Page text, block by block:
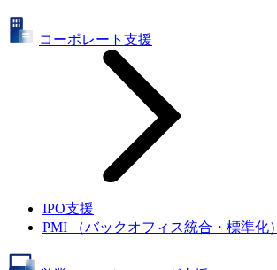
コーポレート支援
IPO支援
PMI （バックオフィス統合・標準化）